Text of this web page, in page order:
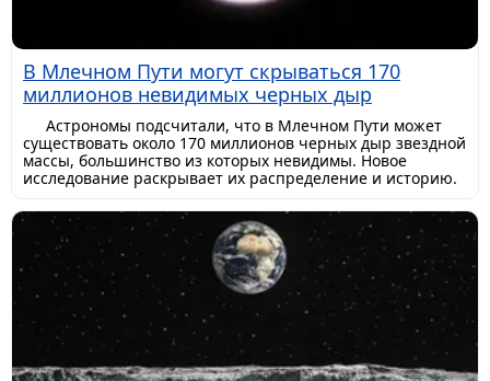
В Млечном Пути могут скрываться 170
миллионов невидимых черных дыр
Астрономы подсчитали, что в Млечном Пути может
существовать около 170 миллионов черных дыр звездной
массы, большинство из которых невидимы. Новое
исследование раскрывает их распределение и историю.